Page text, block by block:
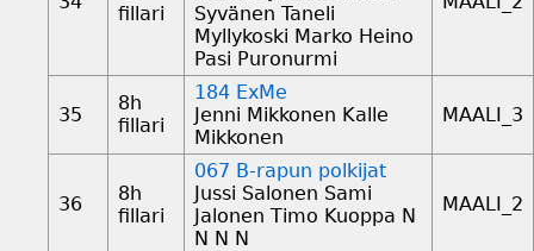
fillari
Syvänen Taneli
Myllykoski Marko Heino
Pasi Puronurmi
35
8h
fillari
184 ExMe
Jenni Mikkonen Kalle
Mikkonen
MAALI_3
36
8h
fillari
067 B-rapun polkijat
Jussi Salonen Sami
Jalonen Timo Kuoppa N
N N N
MAALI_2